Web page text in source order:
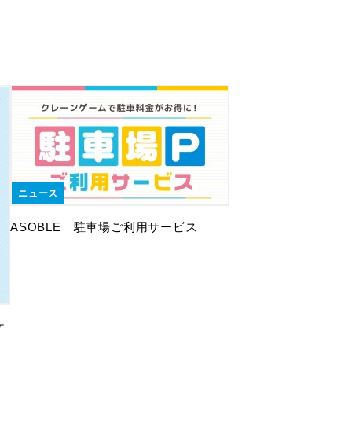
ニュース
ASOBLE 駐車場ご利用サービス